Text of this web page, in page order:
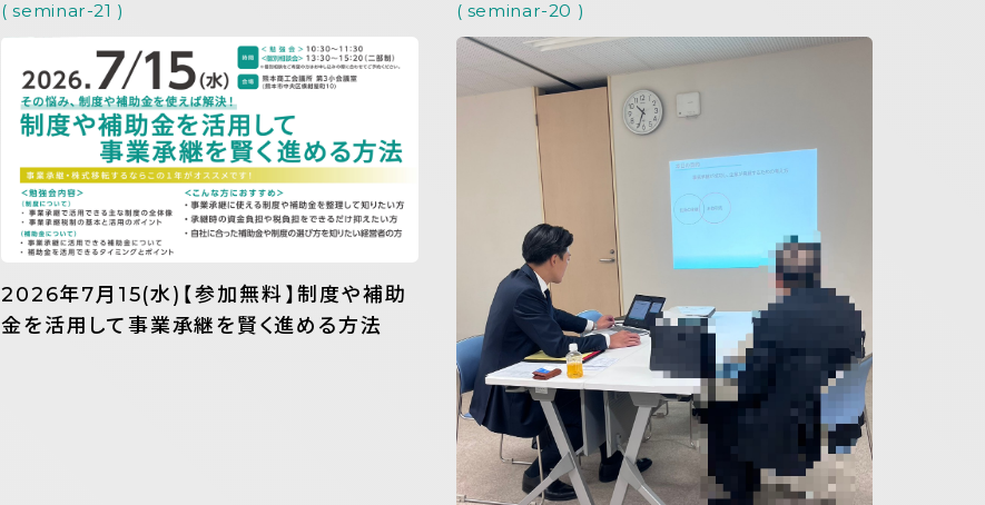
( seminar-21 )
2026年7月15(水)【参加無料】制度や補助
金を活用して事業承継を賢く進める方法
( seminar-20 )